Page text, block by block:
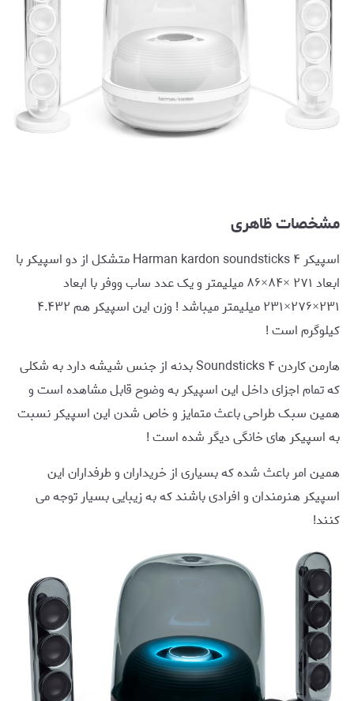
مشخصات ظاهری
اسپیکر Harman kardon soundsticks ۴ متشکل از دو اسپیکر با
ابعاد ۲۷۱ ×۸۴×۸۶ میلیمتر و یک عدد ساب ووفر با ابعاد
۲۳۱×۲۷۶×۲۳۱ میلیمتر میباشد ! وزن این اسپیکر هم ۴.۴۳۲
کیلوگرم است !
هارمن کاردن Soundsticks ۴ بدنه از جنس شیشه دارد به شکلی
که تمام اجزای داخل این اسپیکر به وضوح قابل مشاهده است و
همین سبک طراحی باعث متمایز و خاص شدن این اسپیکر نسبت
به اسپیکر های خانگی دیگر شده است !
همین امر باعث شده که بسیاری از خریداران و طرفداران این
اسپیکر هنرمندان و افرادی باشند که به زیبایی بسیار توجه می
کنند!